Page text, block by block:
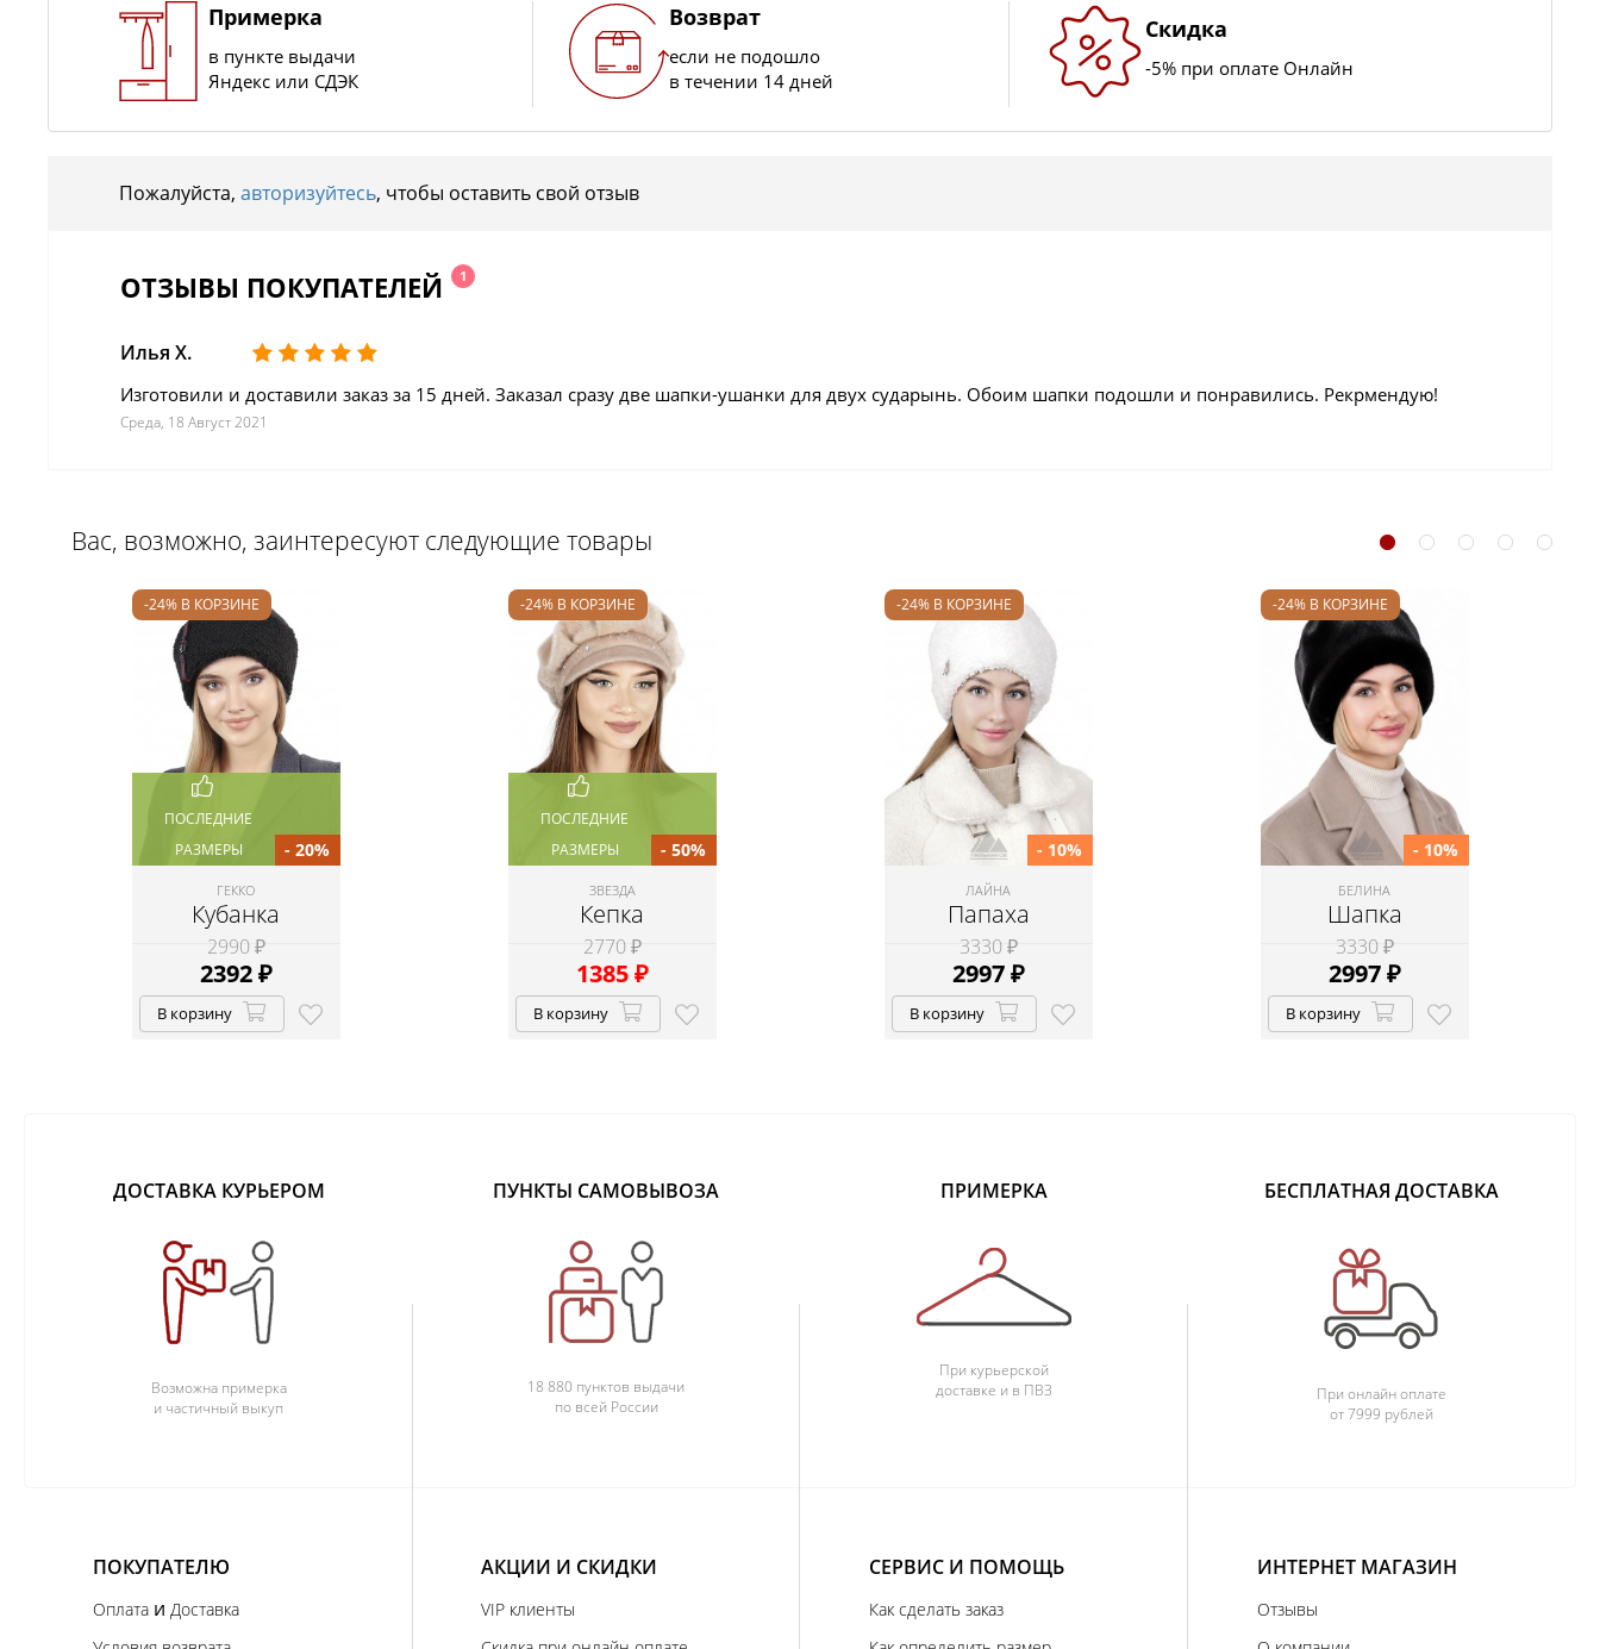
Примерка
в пункте выдачи
Яндекс или СДЭК
Возврат
если не подошло
в течении 14 дней
Скидка
-5% при оплате Онлайн
Пожалуйста, авторизуйтесь, чтобы оставить свой отзыв
ОТЗЫВЫ ПОКУПАТЕЛЕЙ 1
Илья Х.
Изготовили и доставили заказ за 15 дней. Заказал сразу две шапки-ушанки для двух сударынь. Обоим шапки подошли и понравились. Рекрмендую!
Среда, 18 Август 2021
Вас, возможно, заинтересуют следующие товары
-24% В КОРЗИНЕ
ПОСЛЕДНИЕ
РАЗМЕРЫ
ГЕККО
Кубанка
2990 ₽
2392₽
- 20%
В корзину
-24% В КОРЗИНЕ
ПОСЛЕДНИЕ
РАЗМЕРЫ
ЗВЕЗДА
Кепка
2770 ₽
1385₽
- 50%
В корзину
-24% В КОРЗИНЕ
ЛАЙНА
Папаха
3330 ₽
2997₽
- 10%
В корзину
-24% В КОРЗИНЕ
БЕЛИНА
Шапка
3330 ₽
2997₽
- 10%
В корзину
ДОСТАВКА КУРЬЕРОМ
Возможна примерка
и частичный выкуп
ПУНКТЫ САМОВЫВОЗА
18 880 пунктов выдачи
по всей России
ПРИМЕРКА
При курьерской
доставке и в ПВЗ
БЕСПЛАТНАЯ ДОСТАВКА
При онлайн оплате
от 7999 рублей
ПОКУПАТЕЛЮ
Оплата и Доставка
АКЦИИ И СКИДКИ
VIP клиенты
СЕРВИС И ПОМОЩЬ
Как сделать заказ
ИНТЕРНЕТ МАГАЗИН
Отзывы